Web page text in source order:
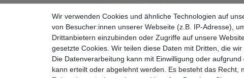
Vertrag widerrufen
Widerrufs­recht
Wir verwenden Cookies und ähnliche Technologien auf
von Besucher:innen unserer Webseite (z.B. IP-Adresse),
Drittanbietern einzubinden oder Zugriffe auf unsere
gesetzte Cookies. Wir teilen diese Daten mit Dritten, die
Die Datenverarbeitung kann mit Einwilligung oder
kann erteilt oder abgelehnt werden. Es besteht das